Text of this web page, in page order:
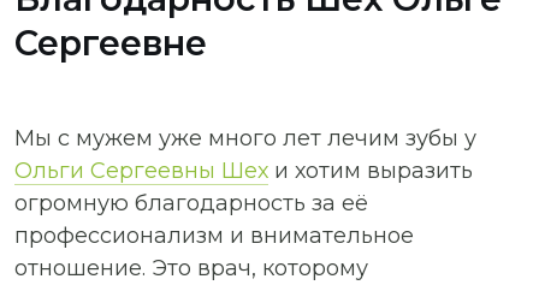
Сергеевне
Мы с мужем уже много лет лечим зубы у
Ольги Сергеевны Шех и хотим выразить
огромную благодарность за её
профессионализм и внимательное
отношение. Это врач, которому